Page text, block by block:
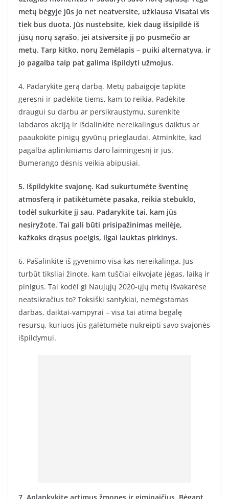
metų bėgyje jūs jo net neatversite, užklausa Visatai vis
tiek bus duota. Jūs nustebsite, kiek daug išsipildė iš
jūsų norų sąrašo, jei atsiversite jį po pusmečio ar
metų. Tarp kitko, norų žemėlapis – puiki alternatyva, ir
jo pagalba taip pat galima išpildyti užmojus.
4. Padarykite gerą darbą. Metų pabaigoje tapkite
geresni ir padėkite tiems, kam to reikia. Padėkite
draugui su darbu ar persikraustymu, surenkite
labdaros akciją ir išdalinkite nereikalingus daiktus ar
paaukokite pinigų gyvūnų prieglaudai. Atminkite, kad
pagalba aplinkiniams daro laimingesnį ir jus.
Bumerango dėsnis veikia abipusiai.
5. Išpildykite svajonę. Kad sukurtumėte šventinę
atmosferą ir patikėtumėte pasaka, reikia stebuklo,
todėl sukurkite jį sau. Padarykite tai, kam jūs
nesiryžote. Tai gali būti prisipažinimas meilėje,
kažkoks drąsus poelgis, ilgai lauktas pirkinys.
6. Pašalinkite iš gyvenimo visa kas nereikalinga. Jūs
turbūt tiksliai žinote, kam tuščiai eikvojate jėgas, laiką ir
pinigus. Tai kodėl gi Naujųjų 2020-ųjų metų išvakarėse
neatsikračius to? Toksiški santykiai, nemėgstamas
darbas, daiktai-vampyrai – visa tai atima begalę
resursų, kuriuos jūs galėtumėte nukreipti savo svajonės
išpildymui.